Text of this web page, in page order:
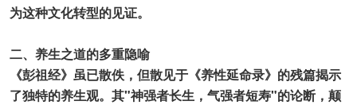
为这种文化转型的见证。
二、养生之道的多重隐喻
《彭祖经》虽已散佚，但散见于《养性延命录》的残篇揭示
了独特的养生观。其"神强者长生，气强者短寿"的论断，颠